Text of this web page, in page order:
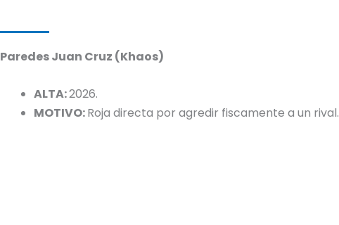
Paredes Juan Cruz (Khaos)
ALTA:2026.
MOTIVO:Roja directa por agredir fiscamente a un rival.